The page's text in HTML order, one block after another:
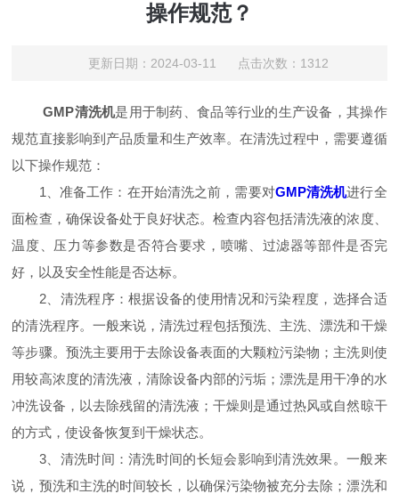
操作规范？
更新日期：2024-03-11 点击次数：1312
GMP清洗机是用于制药、食品等行业的生产设备，其操作
规范直接影响到产品质量和生产效率。在清洗过程中，需要遵循
以下操作规范：
1、准备工作：在开始清洗之前，需要对GMP清洗机进行全
面检查，确保设备处于良好状态。检查内容包括清洗液的浓度、
温度、压力等参数是否符合要求，喷嘴、过滤器等部件是否完
好，以及安全性能是否达标。
2、清洗程序：根据设备的使用情况和污染程度，选择合适
的清洗程序。一般来说，清洗过程包括预洗、主洗、漂洗和干燥
等步骤。预洗主要用于去除设备表面的大颗粒污染物；主洗则使
用较高浓度的清洗液，清除设备内部的污垢；漂洗是用干净的水
冲洗设备，以去除残留的清洗液；干燥则是通过热风或自然晾干
的方式，使设备恢复到干燥状态。
3、清洗时间：清洗时间的长短会影响到清洗效果。一般来
说，预洗和主洗的时间较长，以确保污染物被充分去除；漂洗和